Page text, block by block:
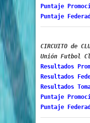
Puntaje
Puntaje
CIRCUITO de
Unión Futbol
Resultados
Resultados
Resultados
Puntaje
Puntaje